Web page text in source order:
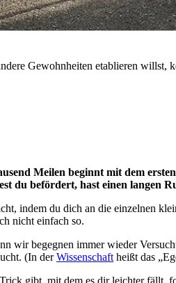
Gewohnheiten etablieren willst,
Meilen beginnt mit dem
befördert, hast einen langen
indem du dich an die einzelnen
nicht einfach so.
wir begegnen immer wieder
(In derWissenschaft heißt das